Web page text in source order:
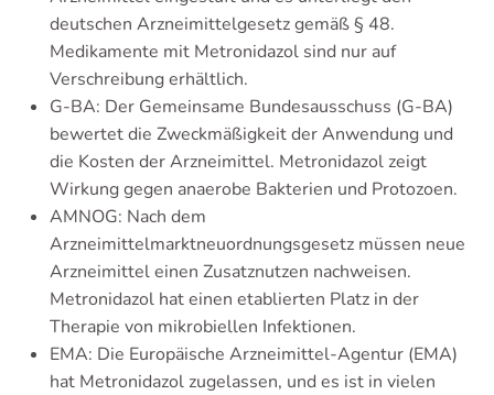
deutschen Arzneimittelgesetz gemäß § 48.
Medikamente mit Metronidazol sind nur auf
Verschreibung erhältlich.
G-BA: Der Gemeinsame Bundesausschuss (G-BA)
bewertet die Zweckmäßigkeit der Anwendung und
die Kosten der Arzneimittel. Metronidazol zeigt
Wirkung gegen anaerobe Bakterien und Protozoen.
AMNOG: Nach dem
Arzneimittelmarktneuordnungsgesetz müssen neue
Arzneimittel einen Zusatznutzen nachweisen.
Metronidazol hat einen etablierten Platz in der
Therapie von mikrobiellen Infektionen.
EMA: Die Europäische Arzneimittel-Agentur (EMA)
hat Metronidazol zugelassen, und es ist in vielen